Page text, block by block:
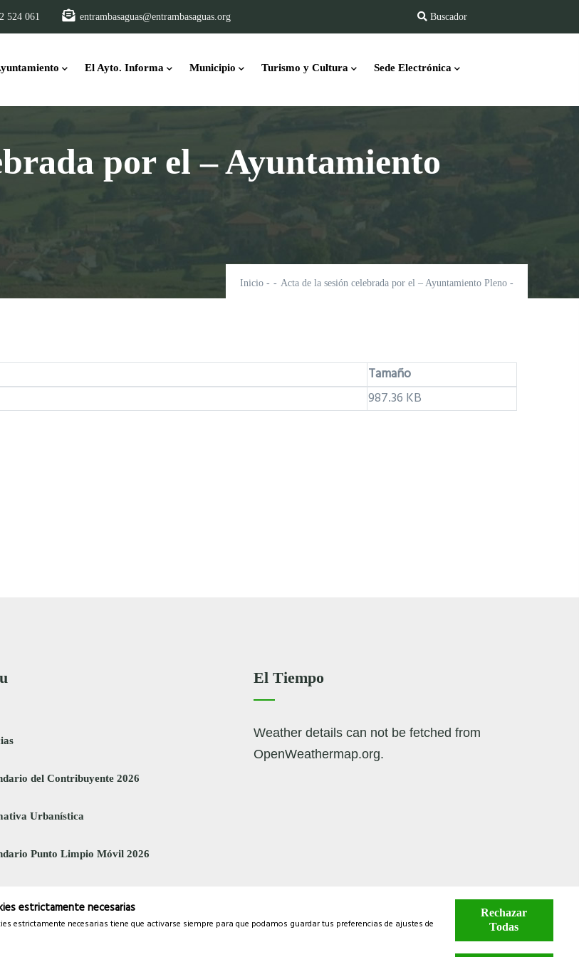
524 061 entrambasaguas@entrambasaguas.org Buscador
El Ayto. Informa Municipio Turismo y Cultura Sede Electrónica
por el – Ayuntamiento
Inicio - - Acta de la sesión celebrada por el – Ayuntamiento Pleno -
Tamaño
987.36 KB
del Contribuyente 2026
Urbanística
Punto Limpio Móvil 2026
El Tiempo
Weather details can not be fetched from
OpenWeathermap.org.
Personales
estrictamente necesarias
estrictamente necesarias tiene que activarse siempre para que podamos guardar tus preferencias de ajustes de
Rechazar
Todas
Revocar Consentimiento